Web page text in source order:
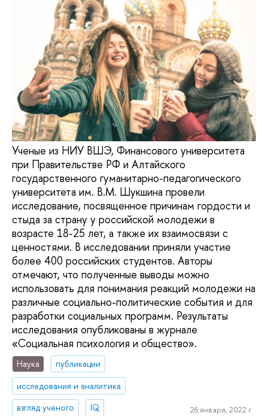
Ученые из НИУ ВШЭ, Финансового университета
при Правительстве РФ и Алтайского
государственного гуманитарно-педагогического
университета им. В.М. Шукшина провели
исследование, посвященное причинам гордости и
стыда за страну у российской молодежи в
возрасте 18-25 лет, а также их взаимосвязи с
ценностями. В исследовании приняли участие
более 400 российских студентов. Авторы
отмечают, что полученные выводы можно
использовать для понимания реакций молодежи на
различные социально-политические события и для
разработки социальных программ. Результаты
исследования опубликованы в журнале
«Социальная психология и общество».
Наука
публикации
исследования и аналитика
взгляд ученого
IQ 26 января, 2022 г.